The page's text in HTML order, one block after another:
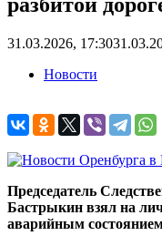
разбитой
31.03.2026, 17:30
Новости
Председатель
Бастрыкин взял на
аварийным